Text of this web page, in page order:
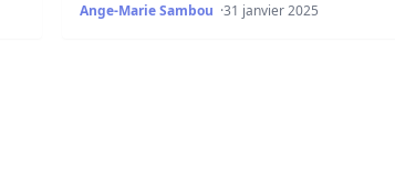
Ange-Marie Sambou 31 janvier 2025